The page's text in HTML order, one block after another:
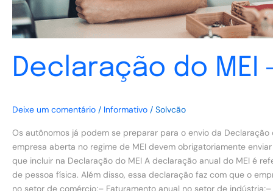
Declaração do
Deixe um comentário / Informativo / Solvcão
Os autônomos já podem se preparar para o envio da
empresa aberta no regime de MEI devem obrigatoriamente
que incluir na Declaração do MEI A declaração anual do MEI é
de pessoa física. Além disso, essa declaração faz com que o
no setor de comércio;– Faturamento anual no setor de